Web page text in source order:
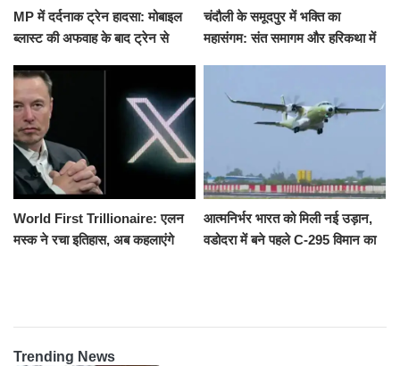
MP में दर्दनाक ट्रेन हादसा: मोबाइल
ब्लास्ट की अफवाह के बाद ट्रेन से
रौंदा, 4 की मौत
चंदौली के समूदपुर में भक्ति का
महासंगम: संत समागम और हरिकथा में
World First Trillionaire: एलन
मस्क ने रचा इतिहास, अब कहलाएंगे
आत्मनिर्भर भारत को मिली नई उड़ान,
वडोदरा में बने पहले C-295 विमान का
Trending News